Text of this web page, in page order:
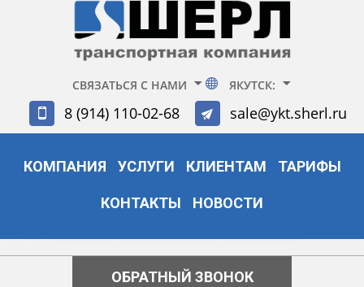
СВЯЗАТЬСЯ С НАМИ ЯКУТСК:
8 (914) 110-02-68 sale@ykt.sherl.ru
КОМПАНИЯ УСЛУГИ КЛИЕНТАМ ТАРИФЫ
КОНТАКТЫ НОВОСТИ
ОБРАТНЫЙ ЗВОНОК